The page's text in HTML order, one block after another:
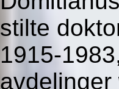
stilte
1915-